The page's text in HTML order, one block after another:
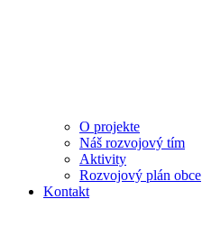
O projekte
Náš rozvojový tím
Aktivity
Rozvojový plán obce
Kontakt